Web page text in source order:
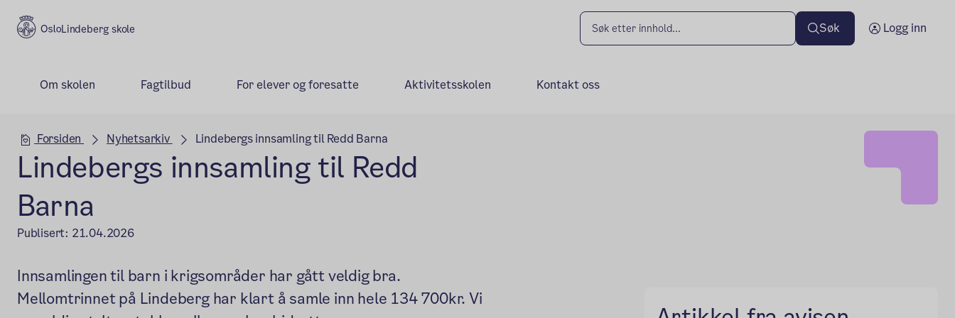
Lindeberg skole Søk Logg inn
Om skolen Fagtilbud For elever og foresatte Aktivitetsskolen Kontakt oss
Hovedseksjon
Forsiden Nyhetsarkiv Lindebergs innsamling til Redd Barna
Lindebergs innsamling til Redd
Barna
Publisert: 21.04.2026
Innsamlingen til barn i krigsområder har gått veldig bra.
Mellomtrinnet på Lindeberg har klart å samle inn hele 134 700kr. Vi